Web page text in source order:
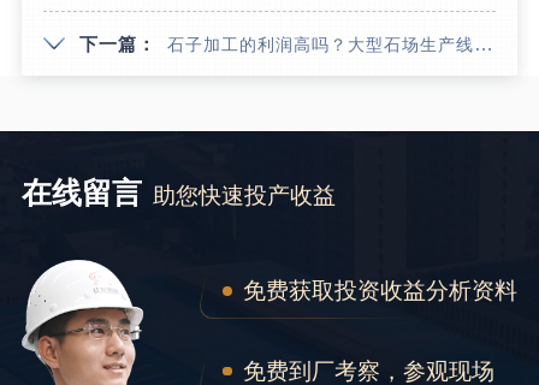
下一篇： 石子加工的利润高吗？大型石场生产线如何配置？
在线留言 助您快速投产收益
免费获取投资收益分析资料
免费到厂考察，参观现场